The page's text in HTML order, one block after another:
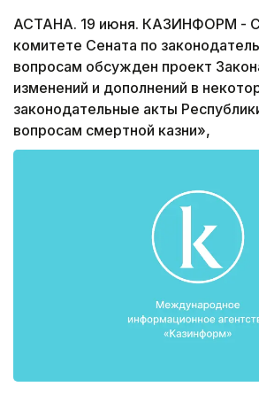
АСТАНА. 19 июня. КАЗИНФОРМ -
комитете Сената по
вопросам обсужден проект
изменений и дополнений в
законодательные акты
вопросам смертной казни»,